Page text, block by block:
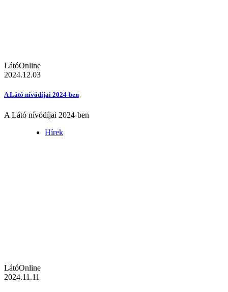
LátóOnline
2024.12.03
A Látó nívódíjai 2024-ben
A Látó nívódíjai 2024-ben
Hírek
LátóOnline
2024.11.11